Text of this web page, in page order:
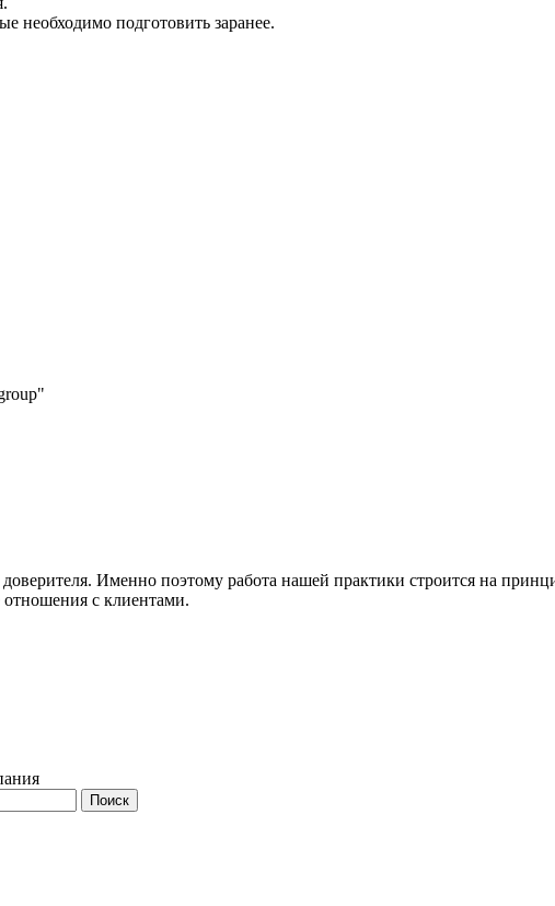
необходимо подготовить заранее.
Именно поэтому работа нашей практики строится на
отношения с клиентами.